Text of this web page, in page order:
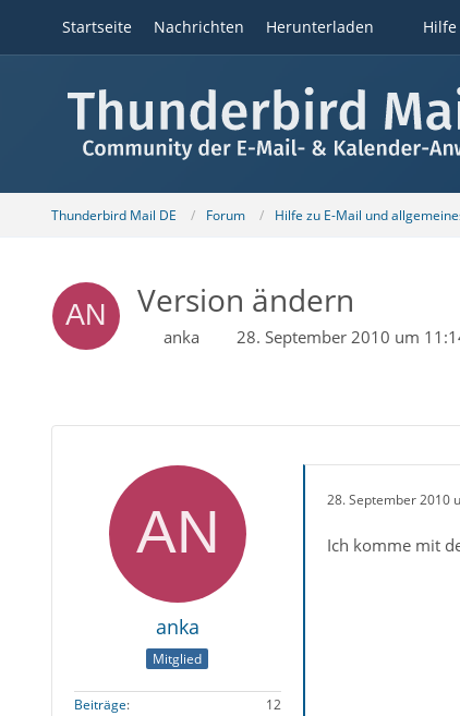
Startseite Nachrichten Herunterladen Hilfe
Thunderbird Mail DE Forum Hilfe zu E-Mail und
Version ändern
anka 28. September 2010 um
anka
Mitglied
Beiträge
12
28. September 2010
Ich komme mit